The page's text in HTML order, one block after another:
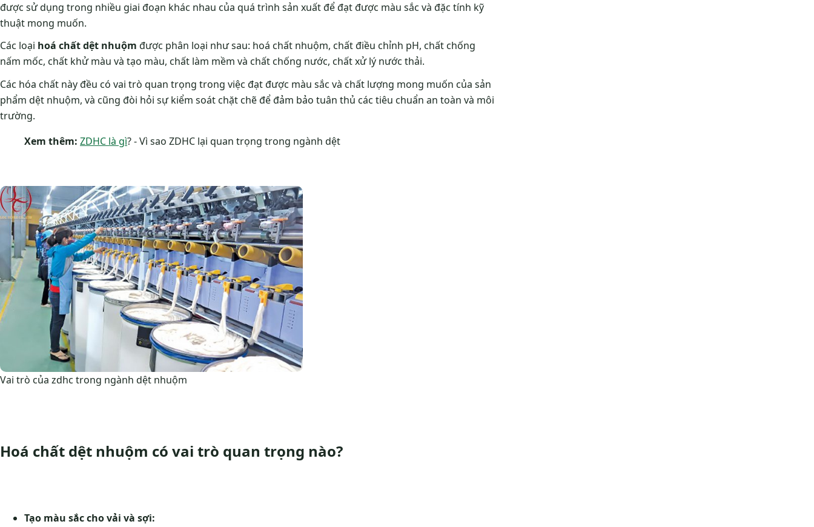
được sử dụng trong nhiều giai đoạn khác nhau của quá trình sản xuất để đạt được màu sắc và đặc tính kỹ
thuật mong muốn.
Các loại hoá chất dệt nhuộm được phân loại như sau: hoá chất nhuộm, chất điều chỉnh pH, chất chống
nấm mốc, chất khử màu và tạo màu, chất làm mềm và chất chống nước, chất xử lý nước thải.
Các hóa chất này đều có vai trò quan trọng trong việc đạt được màu sắc và chất lượng mong muốn của sản
phẩm dệt nhuộm, và cũng đòi hỏi sự kiểm soát chặt chẽ để đảm bảo tuân thủ các tiêu chuẩn an toàn và môi
trường.
Xem thêm: ZDHC là gì? - Vì sao ZDHC lại quan trọng trong ngành dệt
Vai trò của zdhc trong ngành dệt nhuộm
Hoá chất dệt nhuộm có vai trò quan trọng nào?
Tạo màu sắc cho vải và sợi: